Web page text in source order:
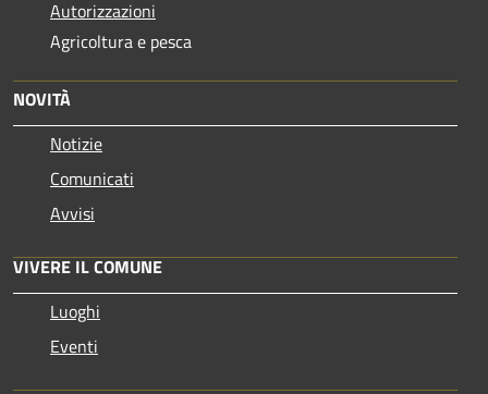
Autorizzazioni
Agricoltura e pesca
NOVITÀ
Notizie
Comunicati
Avvisi
VIVERE IL COMUNE
Luoghi
Eventi